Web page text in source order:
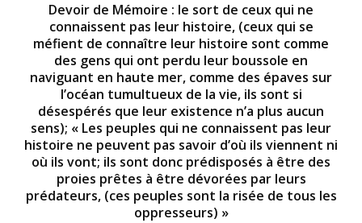
Devoir de Mémoire : le sort de ceux qui ne
connaissent pas leur histoire, (ceux qui se
méfient de connaître leur histoire sont comme
des gens qui ont perdu leur boussole en
naviguant en haute mer, comme des épaves sur
l’océan tumultueux de la vie, ils sont si
désespérés que leur existence n’a plus aucun
sens); « Les peuples qui ne connaissent pas leur
histoire ne peuvent pas savoir d’où ils viennent ni
où ils vont; ils sont donc prédisposés à être des
proies prêtes à être dévorées par leurs
prédateurs, (ces peuples sont la risée de tous les
oppresseurs) »